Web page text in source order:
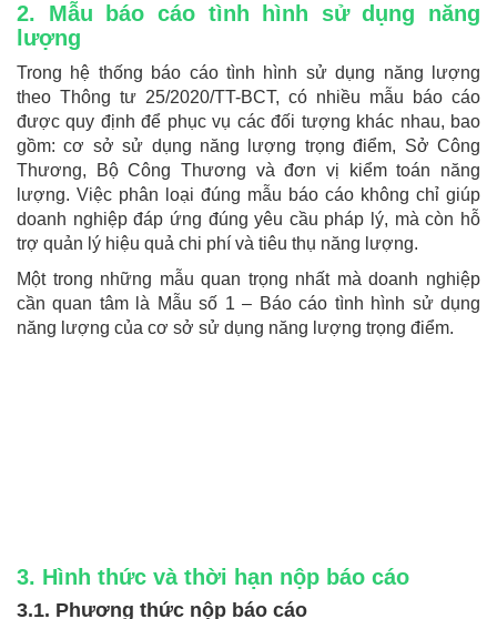
2. Mẫu báo cáo tình hình sử dụng năng
lượng
Trong hệ thống báo cáo tình hình sử dụng năng lượng
theo Thông tư 25/2020/TT-BCT, có nhiều mẫu báo cáo
được quy định để phục vụ các đối tượng khác nhau, bao
gồm: cơ sở sử dụng năng lượng trọng điểm, Sở Công
Thương, Bộ Công Thương và đơn vị kiểm toán năng
lượng. Việc phân loại đúng mẫu báo cáo không chỉ giúp
doanh nghiệp đáp ứng đúng yêu cầu pháp lý, mà còn hỗ
trợ quản lý hiệu quả chi phí và tiêu thụ năng lượng.
Một trong những mẫu quan trọng nhất mà doanh nghiệp
cần quan tâm là Mẫu số 1 – Báo cáo tình hình sử dụng
năng lượng của cơ sở sử dụng năng lượng trọng điểm.
3. Hình thức và thời hạn nộp báo cáo
3.1. Phương thức nộp báo cáo